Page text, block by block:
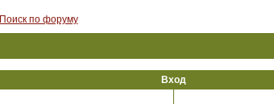
Поиск по форуму
Вход